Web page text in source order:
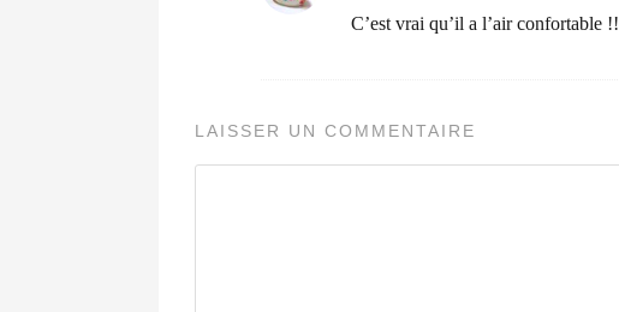
C’est vrai qu’il a l’air confortable !!
LAISSER UN COMMENTAIRE